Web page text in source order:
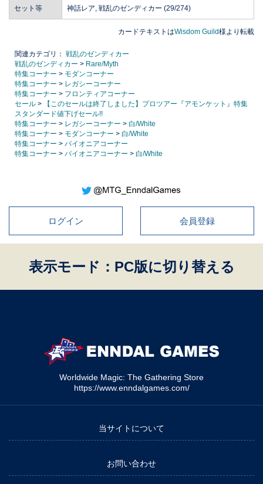
セット等 神話レア, 戦乱のゼンディカー (29/274)
カードテキストはWisdom Guild様より転載
関連カテゴリ： 戦乱のゼンディカー
戦乱のゼンディカー > Rare/Myth
特集コーナー > モダンコーナー
特集コーナー > レガシーコーナー
特集コーナー > フロンティアコーナー
セール >
【このセールは終了しました】プロツアー『アモンケット』特集
スタンダード値下げセール!!
特集コーナー > レガシーコーナー > 白/White
特集コーナー > モダンコーナー > 白/White
特集コーナー > パイオニアコーナー
特集コーナー > パイオニアコーナー > 白/White
ログイン 会員登録
表示モード：PC版に切り替える
Worldwide Magic: The Gathering Store
https://www.enndalgames.com/
当サイトについて
お問い合わせ